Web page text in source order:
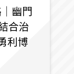
幽門
合治
利博